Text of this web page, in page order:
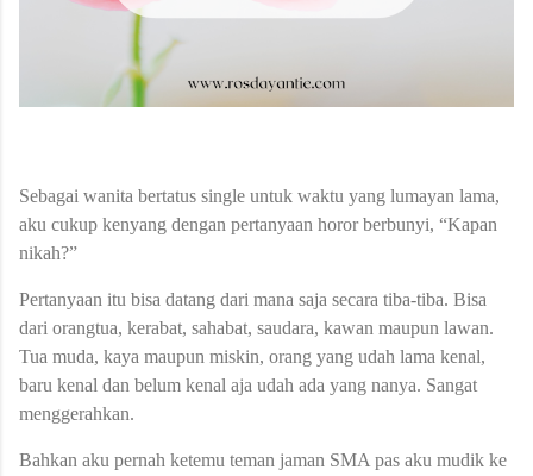
Sebagai wanita bertatus single untuk waktu yang lumayan lama,
aku cukup kenyang dengan pertanyaan horor berbunyi, “Kapan
nikah?”
Pertanyaan itu bisa datang dari mana saja secara tiba-tiba. Bisa
dari orangtua, kerabat, sahabat, saudara, kawan maupun lawan.
Tua muda, kaya maupun miskin, orang yang udah lama kenal,
baru kenal dan belum kenal aja udah ada yang nanya. Sangat
menggerahkan.
Bahkan aku pernah ketemu teman jaman SMA pas aku mudik ke